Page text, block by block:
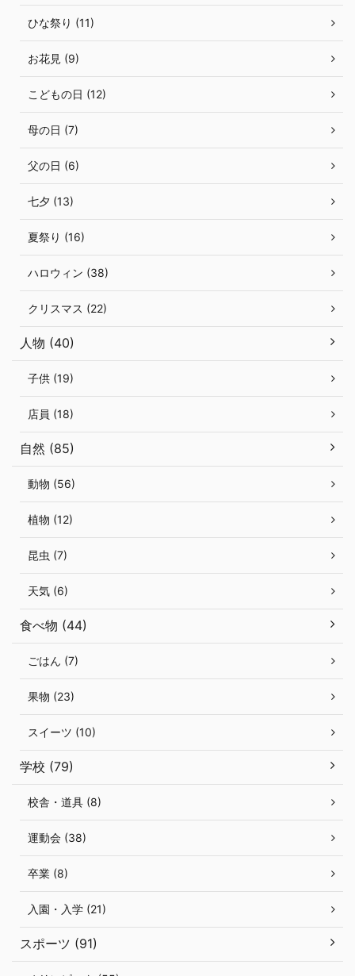
ひな祭り (11)
お花見 (9)
こどもの日 (12)
母の日 (7)
父の日 (6)
七夕 (13)
夏祭り (16)
ハロウィン (38)
クリスマス (22)
人物 (40)
子供 (19)
店員 (18)
自然 (85)
動物 (56)
植物 (12)
昆虫 (7)
天気 (6)
食べ物 (44)
ごはん (7)
果物 (23)
スイーツ (10)
学校 (79)
校舎・道具 (8)
運動会 (38)
卒業 (8)
入園・入学 (21)
スポーツ (91)